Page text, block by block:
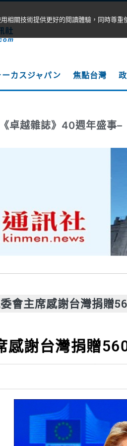
ーカスジャパン 焦點台灣
《卓越雜誌》40週年盛事
會主席感謝台灣捐贈
感謝台灣捐贈
相關技術提供更好的閱讀體驗，同時尊